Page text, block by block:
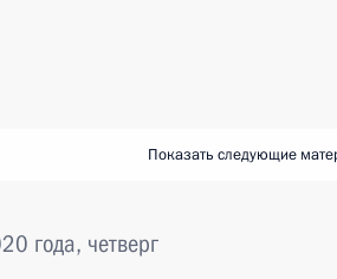
Показать следующие
года, четверг